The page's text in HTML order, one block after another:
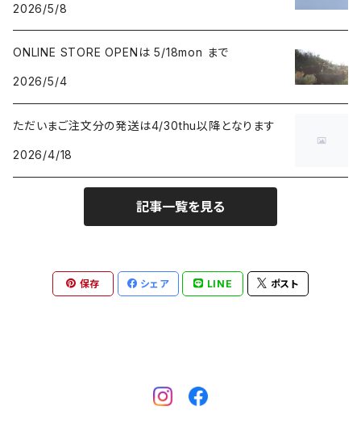
2026/5/8
ONLINE STORE OPENは 5/18mon まで
2026/5/4
ただいまご注文分の発送は4/30thu以降となります
2026/4/18
記事一覧を見る
保存 シェア LINE ポスト